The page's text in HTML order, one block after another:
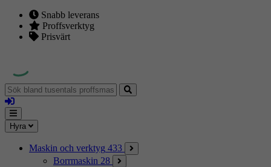
Snabb leverans
Proffsverktyg
Prisvärt
Sök
bland
tusentals
proffsmaskiner
Logga
in
Mina
sidor
Meny
Hyra
Maskin och verktyg 433
Borrmaskin 28